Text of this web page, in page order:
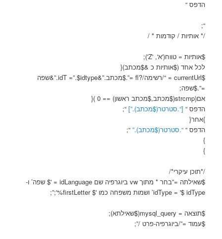
הדפס “
“;
/* אותיות / קודמות * /
$אותיות = טווח('א', 'Z');
לכל אחד ($אותיות כ &$מכתב){
$currentUrl = “/רשימה/?fl =”.$מכתב.”&idT =”.$idtype.”&שפה
=”.$שפה;
אם(strcmp($מכתב,$מכתב ראשון) == 0 ){
הדפס “ [“.סטרטר($מכתב).”]“;
}אחר{
הדפס “ “.סטרטר($מכתב).”“;
}
}
/*תוכן עיקרי*/
$שאילתה =”בחר * מתוך vw ביוגרפיה שם idLanguage = '$ שפה’ ו-
idType = '$ idType’ ושמות משפחה כמו '$ firstLetter%';”;
$תוצאה = mysql_query($שאילתא);
$עמוד =”/ביוגרפיה-פרט /”;